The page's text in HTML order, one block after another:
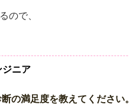
ので、
ニア
の満足度を教えてください。